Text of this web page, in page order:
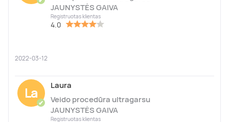
JAUNYSTĖS GAIVA
Registruotas klientas
4.0
2022-03-12
La
✔
Laura
Veido procedūra ultragarsu
JAUNYSTĖS GAIVA
Registruotas klientas